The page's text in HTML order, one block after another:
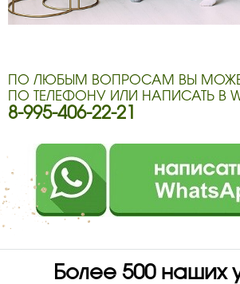
ПО ЛЮБЫМ ВОПРОСАМ ВЫ
ПО ТЕЛЕФОНУ ИЛИ НАПИСАТЬ В
8-995-406-22-21
Более 500 наших